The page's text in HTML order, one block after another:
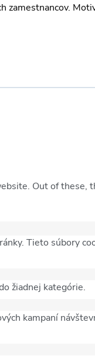
Out of these,
Tieto súbory
žiadnej kategórie.
kampaní